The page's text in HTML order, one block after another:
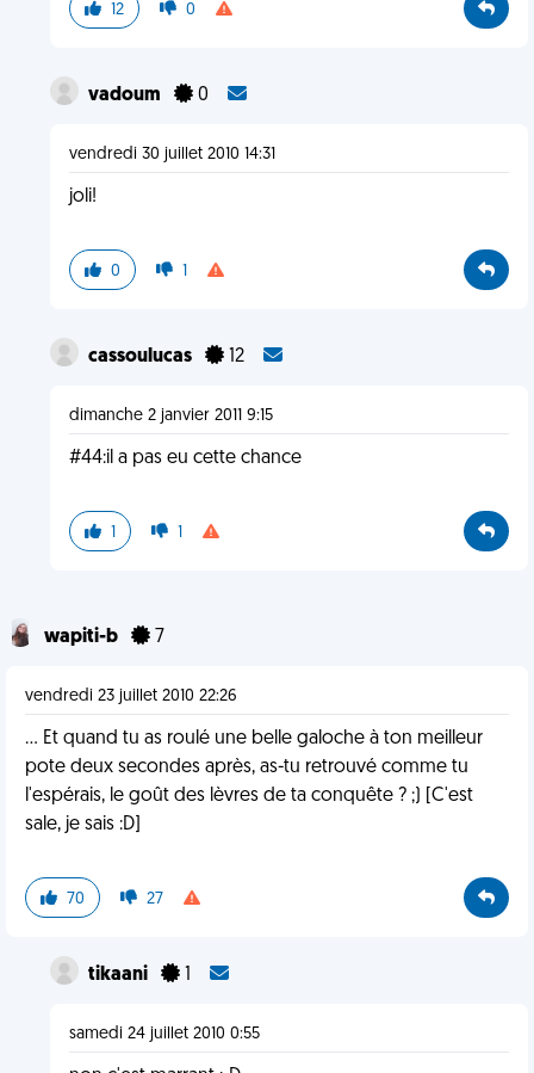
12 0
vadoum 0
vendredi 30 juillet 2010 14:31
joli!
0 1
cassoulucas 12
dimanche 2 janvier 2011 9:15
#44:il a pas eu cette chance
1 1
wapiti-b 7
vendredi 23 juillet 2010 22:26
... Et quand tu as roulé une belle galoche à ton meilleur
pote deux secondes après, as-tu retrouvé comme tu
l'espérais, le goût des lèvres de ta conquête ? ;) [C'est
sale, je sais :D]
70 27
tikaani 1
samedi 24 juillet 2010 0:55